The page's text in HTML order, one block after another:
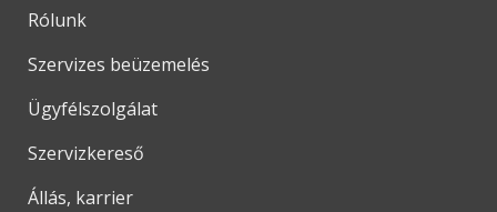
Rólunk
Szervizes beüzemelés
Ügyfélszolgálat
Szervizkereső
Állás, karrier